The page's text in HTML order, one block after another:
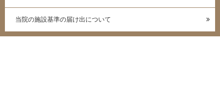
当院の施設基準の届け出について